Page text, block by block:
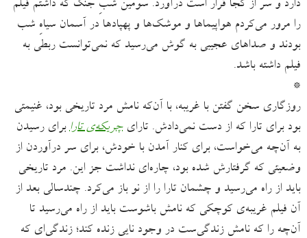
دارد و سر از کجا قرار است درآورد. سومین شبِ جنگ که داشتم فیلم
را مرور می‌کردم هواپیماها و موشک‌ها و پهپادها در آسمان سیاهِ شب
بودند و صداهای عجیبی به گوش می‌رسید که نمی‌توانست ربطی به
فیلم داشته باشد.
*
روزگاری سخن گفتن با غریبه‌، با آن‌که نامش مرد تاریخی بود، غنیمتی
بود برای تارا که از دست نمی‌دادش. تارایچریکه‌ی تارا برای رسیدن
به آن‌چه می‌خواست، برای کنار آمدن با خودش، برای سر درآوردن از
وضعیتی که گرفتارش شده بود، چاره‌ای نداشت جز این. مرد تاریخی
باید از راه می‌رسید و چشمان تارا را از نو باز می‌کرد. چندسالی بعد از
آن فیلم غریبه‌ی کوچکی که نامش باشوست باید از راه می‌رسید تا
آن‌چه را که نامش زندگی‌ست در وجود نایی زنده کند؛ زندگی‌ای که